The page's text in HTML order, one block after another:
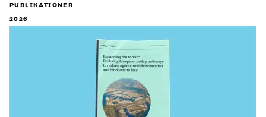
PUBLIKATIONER
2026